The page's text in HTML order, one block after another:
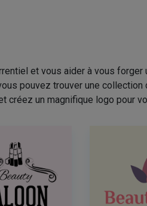
et vous aider à vous
pouvez trouver une
un magnifique logo pour